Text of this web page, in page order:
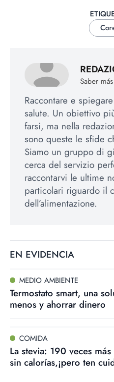
Saber más
Raccontare e
salute. Un obiettivo
farsi, ma nella
sono queste le sfide
Siamo un gruppo di
cerca del servizio
raccontarvi le ultime
particolari riguardo il
dell’alimentazione.
EN EVIDENCIA
MEDIO AMBIENTE
Termostato smart, una
menos y ahorrar dinero
COMIDA
La stevia: 190 veces
sin calorías,¡pero ten